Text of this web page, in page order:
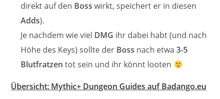
direkt auf den Bosswirkt, speichert er in diesen
Adds).
Je nachdem wie viel DMG ihr dabei habt (und nach
Höhe des Keys) sollte der Boss nach etwa3-5
Blutfratzen tot sein und ihr könnt looten
Übersicht: Mythic+ Dungeon Guides auf Badango.eu